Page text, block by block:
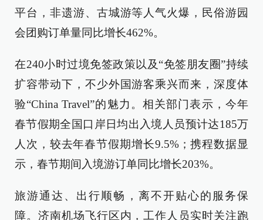
平台，非遗游、古城游等人气火爆，民俗游园
会团购订单量同比增长462%。
在240小时过境免签政策以及“免签朋友圈”持续
扩容带动下，不少外国游客乘兴而来，深度体
验“China Travel”的魅力。相关部门表示，今年
春节假期全国口岸日均出入境人员预计达185万
人次，较去年春节假期增长9.5%；携程数据显
示，春节期间入境游订单同比增长203%。
旅游通达、出行顺畅，离不开贴心的服务保
障。济南机场飞行区内，工作人员实时关注跑